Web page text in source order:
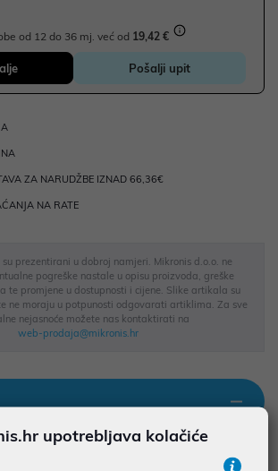
od 12 do 36 mj. već od 19,42 €
Pošalji upit
ZA NARUDŽBE IZNAD 66,36€
NA RATE
prezentirani u dobroj namjeri. Mikronis d.o.o. ne
pogreške nastale u opisu proizvoda, greške
te promjene u dostupnosti i cijene. Slike artikala su
ne moraju u potpunosti odgovarati artiklima. Za sve
nejasnoće možete nas kontaktirati na
web-prodaja@mikronis.hr
upotrebljava kolačiće